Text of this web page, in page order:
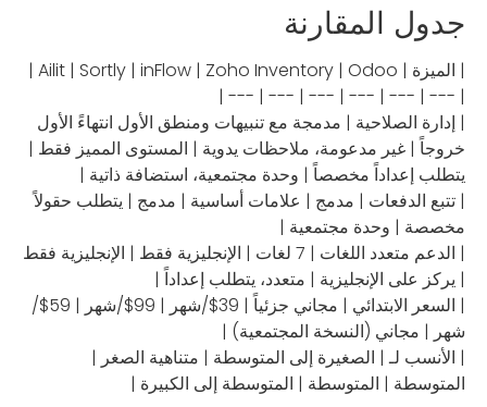
جدول المقارنة
| الميزة | Ailit | Sortly | inFlow | Zoho Inventory | Odoo |
| --- | --- | --- | --- | --- | --- |
| إدارة الصلاحية | مدمجة مع تنبيهات ومنطق الأول انتهاءً الأول
خروجاً | غير مدعومة، ملاحظات يدوية | المستوى المميز فقط |
يتطلب إعداداً مخصصاً | وحدة مجتمعية، استضافة ذاتية |
| تتبع الدفعات | مدمج | علامات أساسية | مدمج | يتطلب حقولاً
مخصصة | وحدة مجتمعية |
| الدعم متعدد اللغات | 7 لغات | الإنجليزية فقط | الإنجليزية فقط
| يركز على الإنجليزية | متعدد، يتطلب إعداداً |
| السعر الابتدائي | مجاني جزئياً | 39$/شهر | 99$/شهر | 59$/
شهر | مجاني (النسخة المجتمعية) |
| الأنسب لـ | الصغيرة إلى المتوسطة | متناهية الصغر |
المتوسطة | المتوسطة | المتوسطة إلى الكبيرة |